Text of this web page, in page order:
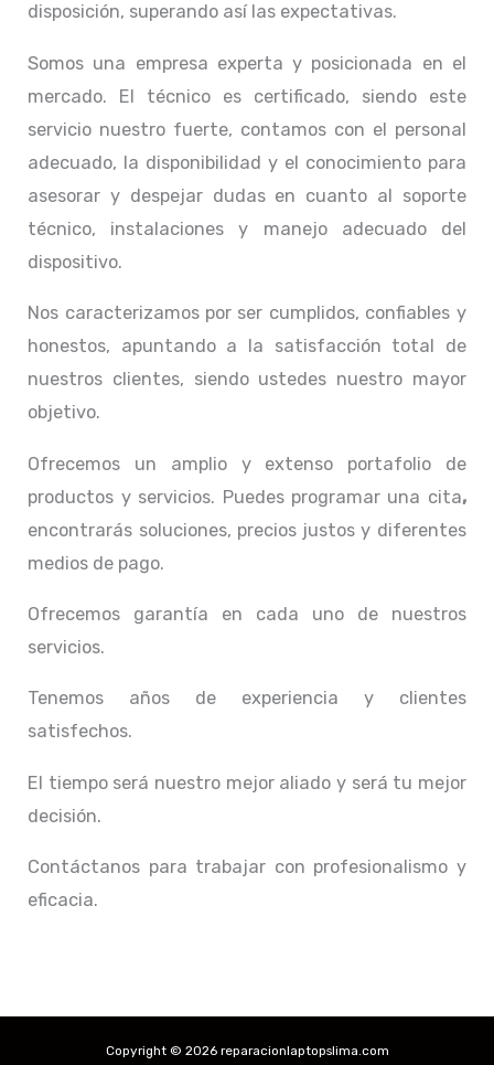
disposición, superando así las expectativas.
Somos una empresa experta y posicionada en el
mercado. El técnico es certificado, siendo este
servicio nuestro fuerte, contamos con el personal
adecuado, la disponibilidad y el conocimiento para
asesorar y despejar dudas en cuanto al soporte
técnico, instalaciones y manejo adecuado del
dispositivo.
Nos caracterizamos por ser cumplidos, confiables y
honestos, apuntando a la satisfacción total de
nuestros clientes, siendo ustedes nuestro mayor
objetivo.
Ofrecemos un amplio y extenso portafolio de
productos y servicios. Puedes programar una cita,
encontrarás soluciones, precios justos y diferentes
medios de pago.
Ofrecemos garantía en cada uno de nuestros
servicios.
Tenemos años de experiencia y clientes
satisfechos.
El tiempo será nuestro mejor aliado y será tu mejor
decisión.
Contáctanos para trabajar con profesionalismo y
eficacia.
Copyright © 2026 reparacionlaptopslima.com